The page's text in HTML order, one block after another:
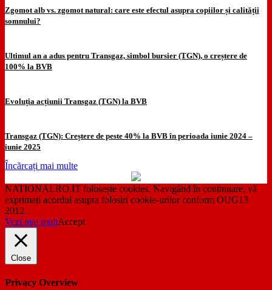
Zgomot alb vs. zgomot natural: care este efectul asupra copiilor și calității
somnului?
Ultimul an a adus pentru Transgaz, simbol bursier (TGN), o creștere de
100% la BVB
Evoluția acțiunii Transgaz (TGN) la BVB
Transgaz (TGN): Creștere de peste 40% la BVB în perioada iunie 2024 –
iunie 2025
Încărcați mai multe
NATIONALRO.IT folosește cookies. Navigând în continuare, vă
exprimați acordul asupra folosiri cookie-urilor conform OUG13
2012..
Vezi mai multAccept
Close
Privacy Overview